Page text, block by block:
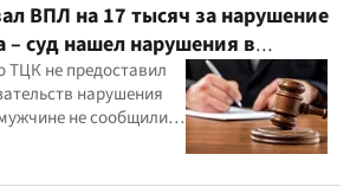
ВПЛ на 17 тысяч за нарушение
– суд нашел нарушения в
ТЦК не предоставил
нарушения
не сообщили
и месте